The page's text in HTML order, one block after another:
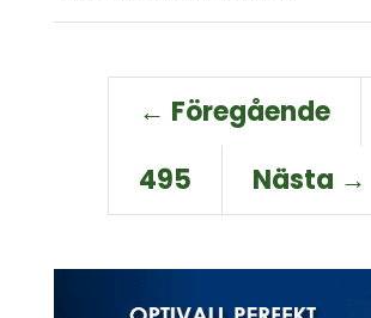
← Föregående
495
Nästa →